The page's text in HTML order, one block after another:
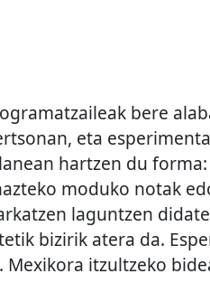
bere
eta
hartzen du
moduko notak
laguntzen
bizirik atera da.
itzultzeko